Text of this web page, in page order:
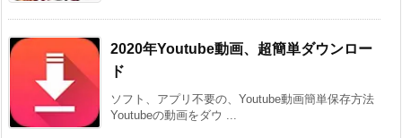
2020年Youtube動画、超簡単ダウンロー
ド
ソフト、アプリ不要の、Youtube動画簡単保存方法
Youtubeの動画をダウ ...